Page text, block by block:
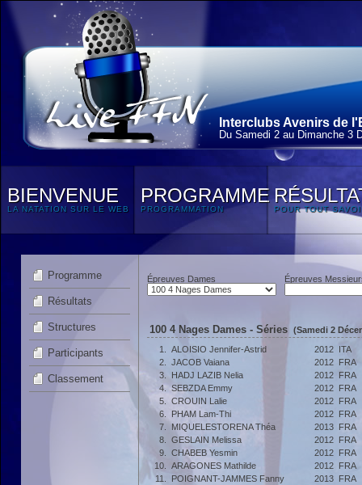
Interclubs Avenirs de
Du Samedi 2 au Dimanche 3
BIENVENUE
LA NATATION SUR LE WEB
PROGRAMME
PROGRAMMATION POUR TOUT
Programme
Résultats
Structures
Participants
Classement
Épreuves Dames Épreuves
100 4 Nages Dames - Séries (Samedi 2
1.
ALOISIO Jennifer-Astrid 2012 ITA
2.
JACOB Vaiana 2012 FRA
3.
HADJ LAZIB Nelia 2012 FRA
4.
SEBZDA Emmy 2012 FRA
5.
CROUIN Lalie 2012 FRA
6.
PHAM Lam-Thi 2012 FRA
7.
MIQUELESTORENA Théa 2013 FRA
8.
GESLAIN Melissa 2012 FRA
9.
CHABEB Yesmin 2012 FRA
10.
ARAGONES Mathilde 2012 FRA
11.
POIGNANT-JAMMES Fanny 2013 FRA